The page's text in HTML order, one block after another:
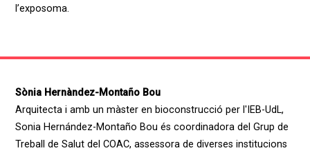
l’exposoma.
Sònia Hernàndez-Montaño Bou
Arquitecta i amb un màster en bioconstrucció per l'IEB-UdL,
Sonia Hernández-Montaño Bou és coordinadora del Grup de
Treball de Salut del COAC, assessora de diverses institucions